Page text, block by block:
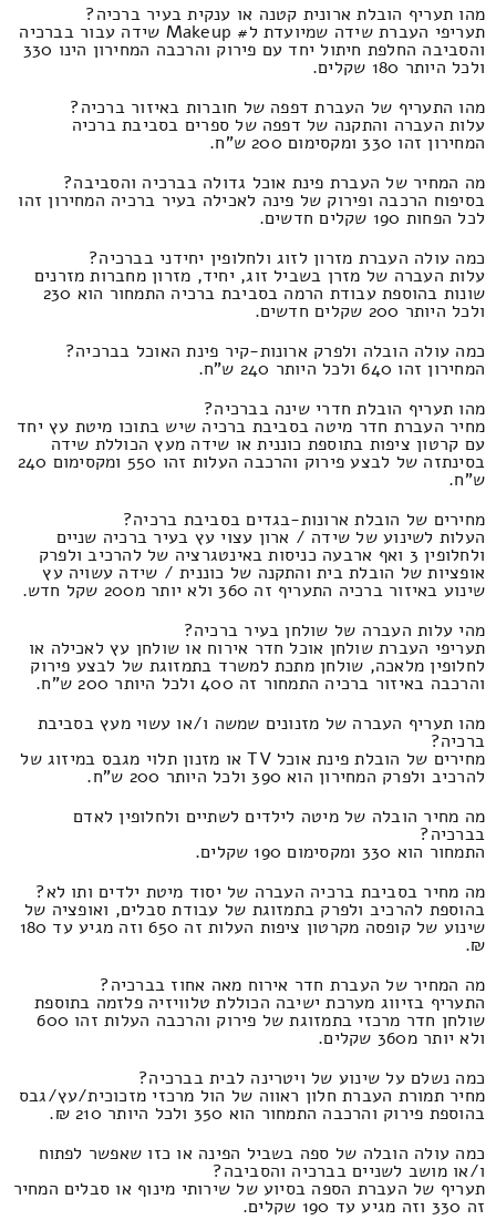
מהו תעריף הובלת ארונית קטנה או ענקית בעיר ברכיה?
תעריפי העברת שידה שמיועדת ל# Makeup שידה עבור בברכיה
והסביבה החלפת חיתול יחד עם פירוק והרכבה המחירון הינו 330
ולכל היותר 180 שקלים.
מהו התעריף של העברת דפפה של חוברות באיזור ברכיה?
עלות העברה והתקנה של דפפה של ספרים בסביבת ברכיה
המחירון זהו 330 ומקסימום 200 ש"ח.
מה המחיר של העברת פינת אוכל גדולה בברכיה והסביבה?
בסיפוח הרכבה ופירוק של פינה לאכילה בעיר ברכיה המחירון זהו
לכל הפחות 190 שקלים חדשים.
כמה עולה העברת מזרון לזוג ולחלופין יחידני בברכיה?
עלות העברה של מזרן בשביל זוג, יחיד, מזרון מחברות מזרנים
שונות בהוספת עבודת הרמה בסביבת ברכיה התמחור הוא 230
ולכל היותר 200 שקלים חדשים.
כמה עולה הובלה ולפרק ארונות-קיר פינת האוכל בברכיה?
המחירון זהו 640 ולכל היותר 240 ש"ח.
מהו תעריף הובלת חדרי שינה בברכיה?
מחיר העברת חדר מיטה בסביבת ברכיה שיש בתוכו מיטת עץ יחד
עם קרטון ציפות בתוספת כוננית או שידה מעץ הכוללת שידה
בסינתזה של לבצע פירוק והרכבה העלות זהו 550 ומקסימום 240
ש"ח.
מחירים של הובלת ארונות-בגדים בסביבת ברכיה?
העלות לשינוע של שידה / ארון עצוי עץ בעיר ברכיה שניים
ולחלופין 3 ואף ארבעה כניסות באינטגרציה של להרכיב ולפרק
אופציות של הובלת בית והתקנה של כוננית / שידה עשויה עץ
שינוע באיזור ברכיה התעריף זה 360 ולא יותר מ200 שקל חדש.
מהי עלות העברה של שולחן בעיר ברכיה?
תעריפי העברת שולחן אוכל חדר אירוח או שולחן עץ לאכילה או
לחלופין מלאכה, שולחן מתכת למשרד בתמזוגת של לבצע פירוק
והרכבה באיזור ברכיה התמחור זה 400 ולכל היותר 200 ש"ח.
מהו תעריף העברה של מזנונים שמשה ו/או עשוי מעץ בסביבת
ברכיה?
מחירים של הובלת פינת אוכל TV או מזנון תלוי מגבס במיזוג של
להרכיב ולפרק המחירון הוא 390 ולכל היותר 200 ש"ח.
מה מחיר הובלה של מיטה לילדים לשתיים ולחלופין לאדם
בברכיה?
התמחור הוא 330 ומקסימום 190 שקלים.
מה מחיר בסביבת ברכיה העברה של יסוד מיטת ילדים ותו לא?
בהוספת להרכיב ולפרק בתמזוגת של עבודת סבלים, ואופציה של
שינוע של קופסה מקרטון ציפות העלות זה 650 וזה מגיע עד 180
₪.
מה המחיר של העברת חדר אירוח מאה אחוז בברכיה?
התעריף בזיווג מערכת ישיבה הכוללת טלוויזיה פלזמה בתוספת
שולחן חדר מרכזי בתמזוגת של פירוק והרכבה העלות זהו 600
ולא יותר מ360 שקלים.
כמה נשלם על שינוע של ויטרינה לבית בברכיה?
מחיר תמורת העברת חלון ראווה של הול מרכזי מזכוכית/עץ/גבס
בהוספת פירוק והרכבה התמחור הוא 350 ולכל היותר 210 ₪.
כמה עולה הובלה של ספה בשביל הפינה או כזו שאפשר לפתוח
ו/או מושב לשניים בברכיה והסביבה?
תעריף של העברת הספה בסיוע של שירותי מינוף או סבלים המחיר
זה 330 וזה מגיע עד 190 שקלים.